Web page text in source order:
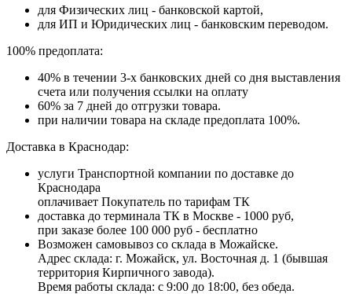
для Физических лиц - банковской картой,
для ИП и Юридических лиц - банковским переводом.
100% предоплата:
40% в течении 3-х банковских дней со дня выставления
счета или получения ссылки на оплату
60% за 7 дней до отгрузки товара.
при наличии товара на складе предоплата 100%.
Доставка в Краснодар:
услуги Транспортной компании по доставке до
Краснодара
оплачивает Покупатель по тарифам ТК
доставка до терминала ТК в Москве - 1000 руб,
при заказе более 100 000 руб - бесплатно
Возможен самовывоз со склада в Можайске.
Адрес склада: г. Можайск, ул. Восточная д. 1 (бывшая
территория Кирпичного завода).
Время работы склада: с 9:00 до 18:00, без обеда.